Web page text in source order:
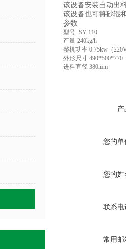
该设备安装自动出
该设备也可将砂辊
参数
型号 SY-110
产量 240kg/h
整机功率 0.75kw（
外形尺寸
进料直径 380mm
您的单
您的姓
联系电
常用邮